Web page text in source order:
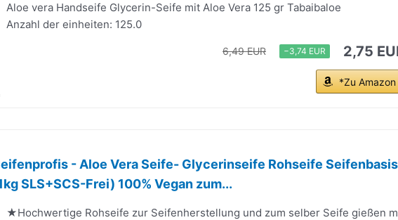
Aloe vera Handseife Glycerin-Seife mit Aloe Vera 125 gr Tabaibaloe
Anzahl der einheiten: 125.0
6,49 EUR −3,74 EUR 2,75
*Zu Amazon
- Aloe Vera Seife- Glycerinseife Rohseife Seifenbasis
SLS+SCS-Frei) 100% Vegan zum...
★Hochwertige Rohseife zur Seifenherstellung und zum selber Seife gießen